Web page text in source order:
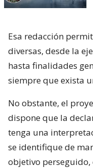
Esa redacción
diversas, desde la
hasta finalidades
siempre que exista
No obstante, el
dispone que la
tenga una
se identifique de
objetivo perseguido,